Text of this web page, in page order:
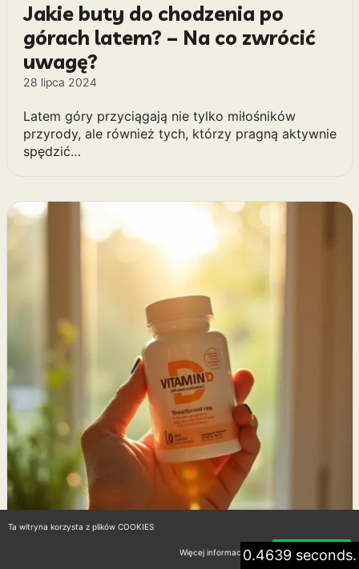
Jakie buty do chodzenia po
górach latem? – Na co zwrócić
uwagę?
28 lipca 2024
Latem góry przyciągają nie tylko miłośników
przyrody, ale również tych, którzy pragną aktywnie
spędzić…
0.4639 seconds.
Ta witryna korzysta z plików COOKIES
Więcej informacji Akceptuję